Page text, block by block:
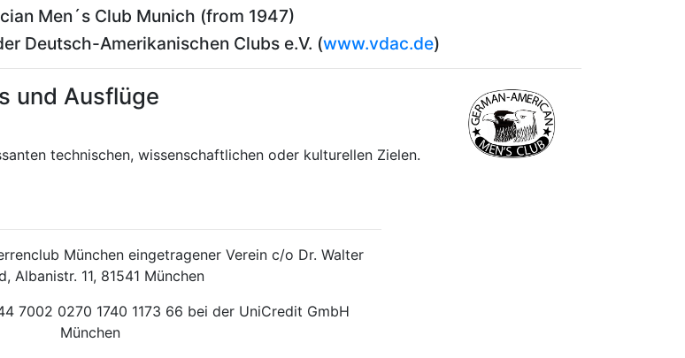
Men´s Club Munich (from 1947)
Deutsch-Amerikanischen Clubs e.V. (www.vdac.de)
und Ausflüge
technischen, wissenschaftlichen oder kulturellen Zielen.
München eingetragener Verein c/o Dr. Walter
Albanistr. 11, 81541 München
7002 0270 1740 1173 66 bei der UniCredit GmbH
München